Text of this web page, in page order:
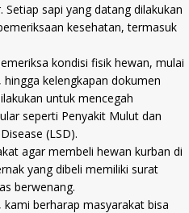
sapi yang datang dilakukan
kesehatan, termasuk
kondisi fisik hewan, mulai
kelengkapan dokumen
untuk mencegah
seperti Penyakit Mulut dan
(LSD).
agar membeli hewan kurban di
yang dibeli memiliki surat
berwenang.
berharap masyarakat bisa